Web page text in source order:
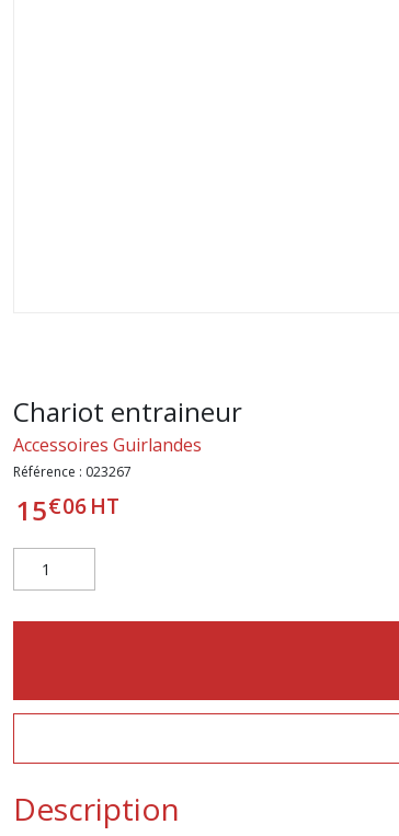
Chariot entraineur
Accessoires Guirlandes
Référence : 023267
15€06HT
Description